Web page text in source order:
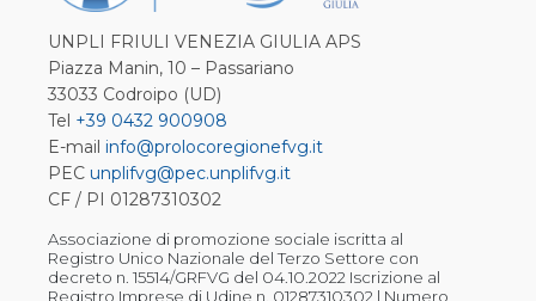
UNPLI FRIULI VENEZIA GIULIA APS
Piazza Manin, 10 – Passariano
33033 Codroipo (UD)
Tel +39 0432 900908
E-mail info@prolocoregionefvg.it
PEC unplifvg@pec.unplifvg.it
CF / PI 01287310302
Associazione di promozione sociale iscritta al
Registro Unico Nazionale del Terzo Settore con
decreto n. 15514/GRFVG del 04.10.2022 Iscrizione al
Registro Imprese di Udine n. 01287310302 | Numero